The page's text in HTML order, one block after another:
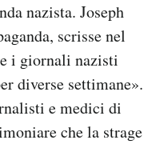
nazista. Joseph
scrisse nel
i giornali nazisti
diverse settimane».
e medici di
che la strage